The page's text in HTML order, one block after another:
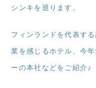
シンキを巡ります。
フィンランドを代表す
業を感じるホテル、今
ーの本社などをご紹介♪